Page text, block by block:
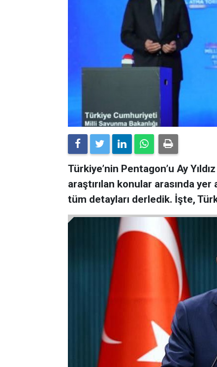
Türkiye’nin Pentagon’u Ay
araştırılan konular arasında
tüm detayları derledik. İşte,